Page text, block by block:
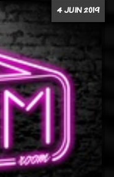
4 JUIN 2019